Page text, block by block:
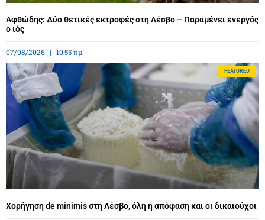
Αφθώδης: Δύο θετικές εκτροφές στη Λέσβο – Παραμένει ενεργός
ο ιός
07/08/2026 10:55 πμ
FEATURED
Χορήγηση de minimis στη Λέσβο, όλη η απόφαση και οι δικαιούχοι